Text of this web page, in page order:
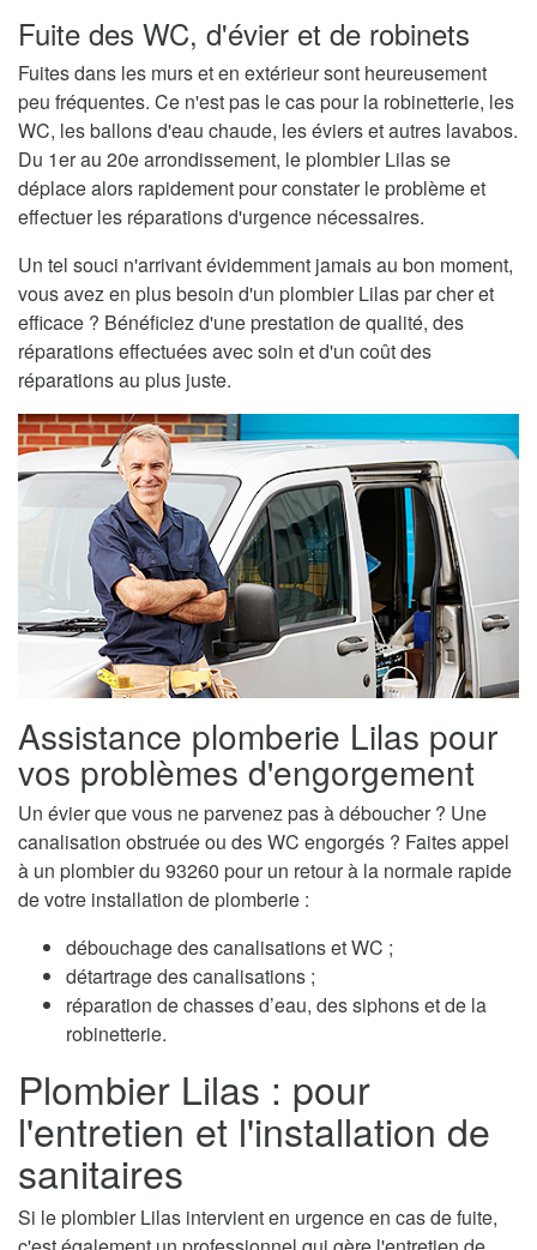
Fuite des WC, d'évier et de robinets
Fuites dans les murs et en extérieur sont heureusement
peu fréquentes. Ce n'est pas le cas pour la robinetterie, les
WC, les ballons d'eau chaude, les éviers et autres lavabos.
Du 1er au 20e arrondissement, le plombier Lilas se
déplace alors rapidement pour constater le problème et
effectuer les réparations d'urgence nécessaires.
Un tel souci n'arrivant évidemment jamais au bon moment,
vous avez en plus besoin d'un plombier Lilas par cher et
efficace ? Bénéficiez d'une prestation de qualité, des
réparations effectuées avec soin et d'un coût des
réparations au plus juste.
Assistance plomberie Lilas pour
vos problèmes d'engorgement
Un évier que vous ne parvenez pas à déboucher ? Une
canalisation obstruée ou des WC engorgés ? Faites appel
à un plombier du 93260 pour un retour à la normale rapide
de votre installation de plomberie :
débouchage des canalisations et WC ;
détartrage des canalisations ;
réparation de chasses d’eau, des siphons et de la
robinetterie.
Plombier Lilas : pour
l'entretien et l'installation de
sanitaires
Si le plombier Lilas intervient en urgence en cas de fuite,